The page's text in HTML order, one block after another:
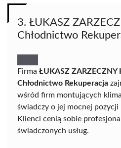
3. ŁUKASZ
Chłodnictwo
Firma ŁUKASZ ZARZECZNY
Chłodnictwo Rekuperacja
wśród firm montujących
świadczy o jej mocnej
Klienci cenią sobie
świadczonych usług.